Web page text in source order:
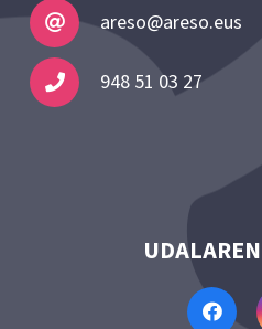
areso@areso.eus
948 51 03 27